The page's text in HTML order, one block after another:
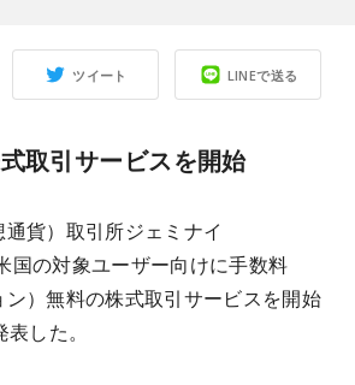
ツイート LINEで送る
取引サービスを開始
貨）取引所ジェミナイ
国の対象ユーザー向けに手数料
ン）無料の株式取引サービスを開始
した。